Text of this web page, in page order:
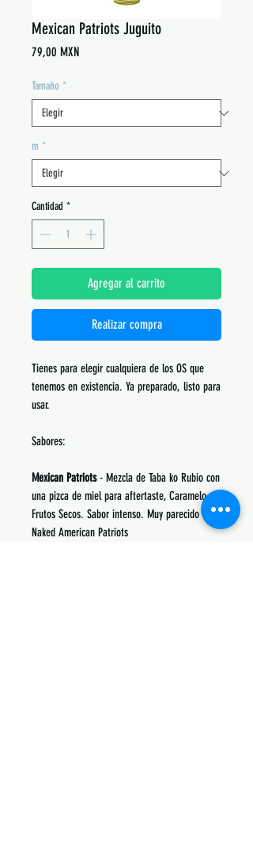
Mexican Patriots Juguito
79,00 MXNPrecio
Tamaño *
m *
Cantidad *
Agregar al carrito
Realizar compra
Tienes para elegir cualquiera de los OS que
tenemos en existencia. Ya preparado, listo para
usar.
Sabores:
Mexican Patriots- Mezcla de Taba ko Rubio con
una pizca de miel para aftertaste, Caramelo y
Frutos Secos. Sabor intenso. Muy parecido a
Naked American Patriots